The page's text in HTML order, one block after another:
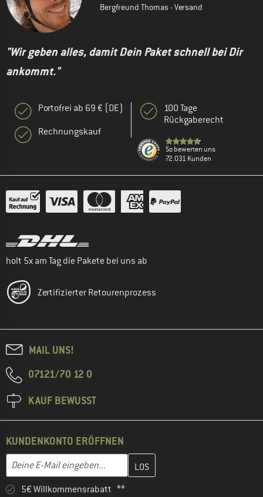
Bergfreund Thomas - Versand
"Wir geben alles, damit Dein Paket schnell bei Dir
ankommt."
Portofrei ab 69 € (DE)
Rechnungskauf
100 Tage
Rückgaberecht
So bewerten uns
72.031 Kunden
holt 5x am Tag die Pakete bei uns ab
Zertifizierter Retourenprozess
MAIL UNS!
07121/70 12 0
KAUF BEWUSST
KUNDENKONTO ERÖFFNEN
E-Mail-Adresse
Gib hier deine E-Mail-Adresse ein und erstelle im nächsten
5€ Willkommensrabatt **